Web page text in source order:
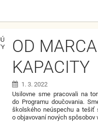
OD
KAPACITY
1. 3. 2022
Usilovne sme pracovali na
do Programu doučovania.
školského neúspechu a tešiť
o objavovaní nových